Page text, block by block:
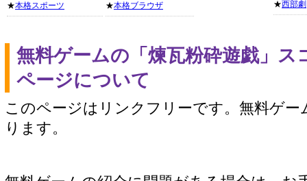
★本格スポーツ ★本格ブラウザ ★西部劇
無料ゲームの「煉瓦粉砕遊戯」ス
ページについて
このページはリンクフリーです。無料ゲー
ります。